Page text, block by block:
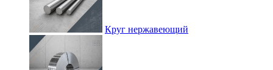
Круг нержавеющий